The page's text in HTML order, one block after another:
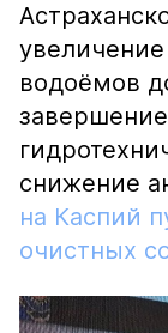
водоёмов
снижение
на Каспий
очистных